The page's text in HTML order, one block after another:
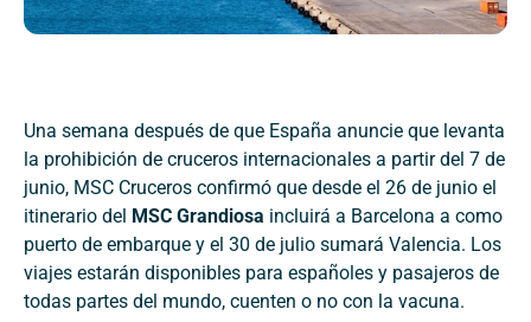
Una semana después de que España anuncie que levanta
la prohibición de cruceros internacionales a partir del 7 de
junio, MSC Cruceros confirmó que desde el 26 de junio el
itinerario del MSC Grandiosa incluirá a Barcelona a como
puerto de embarque y el 30 de julio sumará Valencia. Los
viajes estarán disponibles para españoles y pasajeros de
todas partes del mundo, cuenten o no con la vacuna.